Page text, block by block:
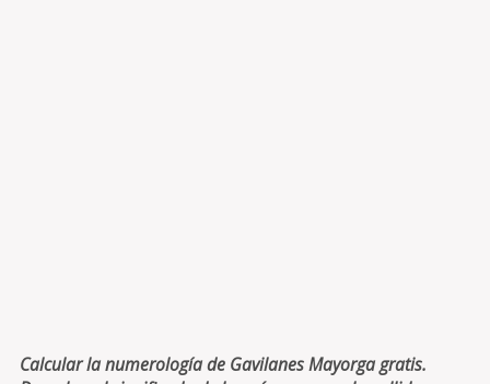
Calcular la numerología de Gavilanes Mayorga gratis.